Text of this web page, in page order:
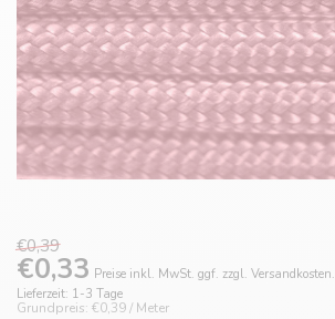
€0,39
€0,33 Preise inkl. MwSt. ggf. zzgl. Versandkosten.
Lieferzeit: 1-3 Tage
Grundpreis: €0,39 / Meter